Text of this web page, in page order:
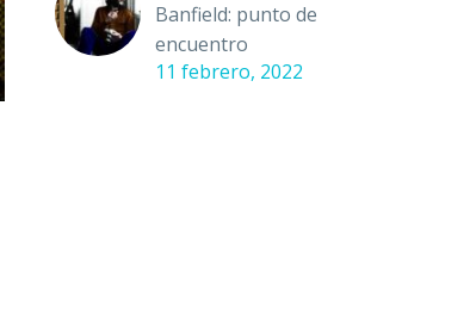
Banfield: punto de
encuentro
11 febrero, 2022